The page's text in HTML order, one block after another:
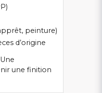
peinture)
d’origine
une finition